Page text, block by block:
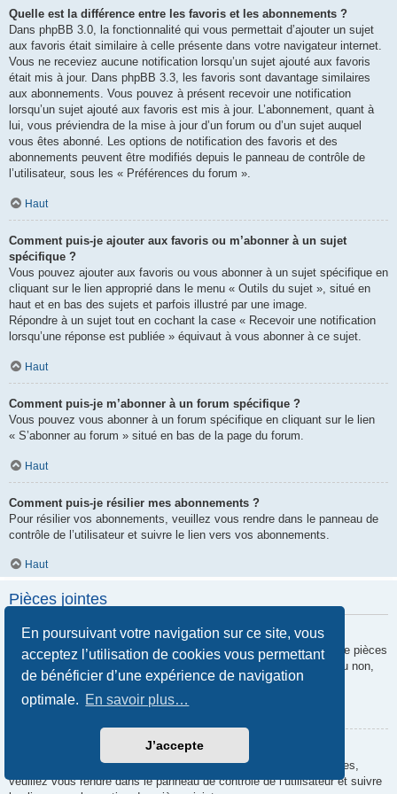
En poursuivant votre navigation sur ce site, vous
acceptez l’utilisation de cookies vous permettant
de bénéficier d’une expérience de navigation
optimale. En savoir plus…
J’accepte
Quelle est la différence entre les favoris et les abonnements ?
Dans phpBB 3.0, la fonctionnalité qui vous permettait d’ajouter un sujet
aux favoris était similaire à celle présente dans votre navigateur internet.
Vous ne receviez aucune notification lorsqu’un sujet ajouté aux favoris
était mis à jour. Dans phpBB 3.3, les favoris sont davantage similaires
aux abonnements. Vous pouvez à présent recevoir une notification
lorsqu’un sujet ajouté aux favoris est mis à jour. L’abonnement, quant à
lui, vous préviendra de la mise à jour d’un forum ou d’un sujet auquel
vous êtes abonné. Les options de notification des favoris et des
abonnements peuvent être modifiés depuis le panneau de contrôle de
l’utilisateur, sous les « Préférences du forum ».
Haut
Comment puis-je ajouter aux favoris ou m’abonner à un sujet
spécifique ?
Vous pouvez ajouter aux favoris ou vous abonner à un sujet spécifique en
cliquant sur le lien approprié dans le menu « Outils du sujet », situé en
haut et en bas des sujets et parfois illustré par une image.
Répondre à un sujet tout en cochant la case « Recevoir une notification
lorsqu’une réponse est publiée » équivaut à vous abonner à ce sujet.
Haut
Comment puis-je m’abonner à un forum spécifique ?
Vous pouvez vous abonner à un forum spécifique en cliquant sur le lien
« S’abonner au forum » situé en bas de la page du forum.
Haut
Comment puis-je résilier mes abonnements ?
Pour résilier vos abonnements, veuillez vous rendre dans le panneau de
contrôle de l’utilisateur et suivre le lien vers vos abonnements.
Haut
Pièces jointes
Quelles pièces jointes sont autorisées sur ce forum ?
Chaque administrateur peut autoriser ou interdire certains types de pièces
jointes. Si vous n’êtes pas certain de savoir ce qui est autorisé ou non,
nous vous invitons à contacter un administrateur du forum.
Comment puis-je retrouver toutes mes pièces jointes ?
Pour retrouver la liste des pièces jointes que vous avez transférées,
veuillez vous rendre dans le panneau de contrôle de l’utilisateur et suivre